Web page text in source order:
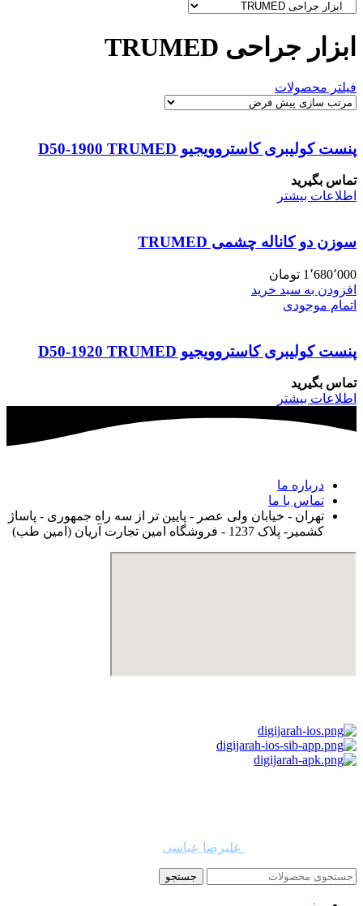
ابزار جراحی TRUMED
فیلتر محصولات
پنست کولیبری کاستروویجیو D50-1900 TRUMED
تماس بگیرید
اطلاعات بیشتر
سوزن دو کاناله چشمی TRUMED
1٬680٬000 تومان
افزودن به سبد خرید
اتمام موجودی
پنست کولیبری کاستروویجیو D50-1920 TRUMED
تماس بگیرید
اطلاعات بیشتر
درباره ما
تماس با ما
تهران - خیابان ولی عصر - پایین تر از سه راه جمهوری - پاساژ
کشمیر- پلاک 1237 - فروشگاه امین تجارت آریان (امین طب)
علیرضا عباسی
جستجو